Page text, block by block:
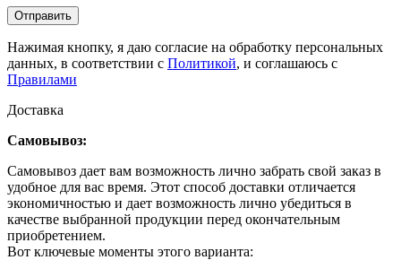
Отправить
Нажимая кнопку, я даю согласие на обработку персональных
данных, в соответствии с Политикой, и соглашаюсь с
Правилами
Доставка
Самовывоз:
Самовывоз дает вам возможность лично забрать свой заказ в
удобное для вас время. Этот способ доставки отличается
экономичностью и дает возможность лично убедиться в
качестве выбранной продукции перед окончательным
приобретением.
Вот ключевые моменты этого варианта: